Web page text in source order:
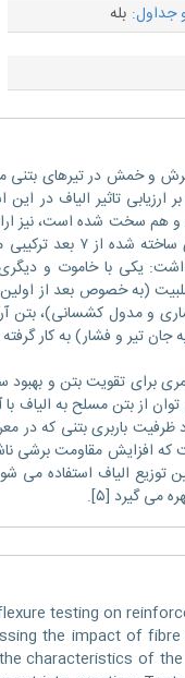
جداول: بله
و خمش در تیرهای بتنی
ارزیابی تاثیر الیاف
مربوطه به انجام
یکی با خاموت و دیگری
(به خصوص بعد از
و مدول کشسانی)، بتن
جان تیر و فشار) به کار
برای تقویت بتن و بهبود
از بتن مسلح به الیاف
ظرفیت باربری بتنی
که افزایش مقاومت برشی
توزیع الیاف استفاده
می گیرد [۵].
testing on
the impact of
characteristics of